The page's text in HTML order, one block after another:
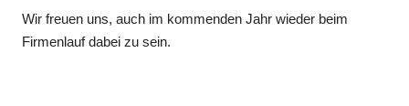
Wir freuen uns, auch im kommenden Jahr wieder beim
Firmenlauf dabei zu sein.